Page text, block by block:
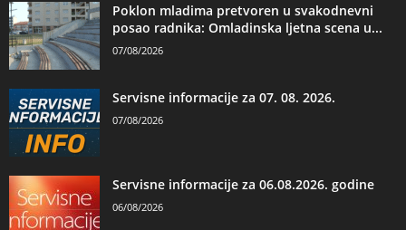
Poklon mladima pretvoren u svakodnevni
posao radnika: Omladinska ljetna scena u...
07/08/2026
Servisne informacije za 07. 08. 2026.
07/08/2026
Servisne informacije za 06.08.2026. godine
06/08/2026